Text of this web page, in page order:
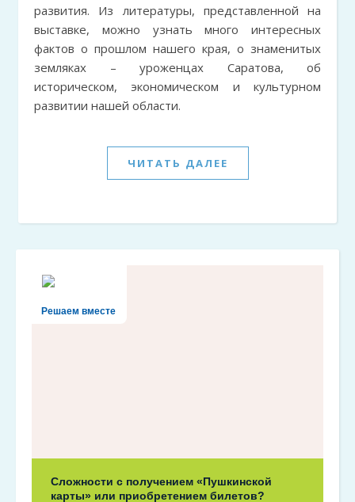
развития. Из литературы, представленной на
выставке, можно узнать много интересных
фактов о прошлом нашего края, о знаменитых
земляках – уроженцах Саратова, об
историческом, экономическом и культурном
развитии нашей области.
ЧИТАТЬ ДАЛЕЕ
Решаем вместе
Сложности с получением «Пушкинской
карты» или приобретением билетов?